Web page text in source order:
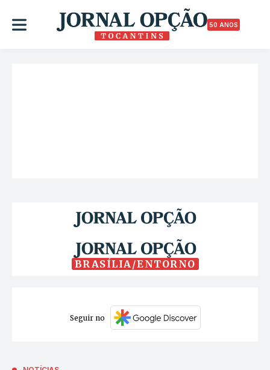
50 ANOS
BRASÍLIA/ENTORNO
Seguir no